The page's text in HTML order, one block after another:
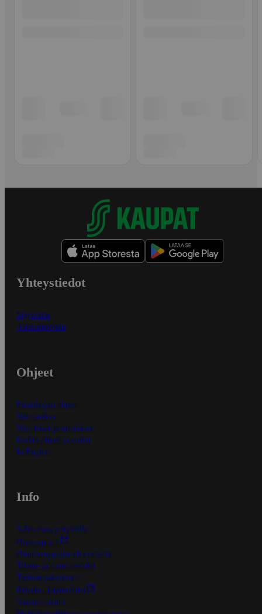
Yhteystiedot
Myymälät
Asiakaspalvelu
Ohjeet
Ensitilaajan ohjeet
Näin maksat
Näin tilaat ja muokkaat
Kaikki ohjeet ja vinkit
In English
Info
S-Business yrityksille
Oiva-raportit
Osuuskauppojen yhteystiedot
Tilaus- ja toimitusehdot
Tietosuojakäytäntö
Palvelun käyttöehdot
Saavutettavuus